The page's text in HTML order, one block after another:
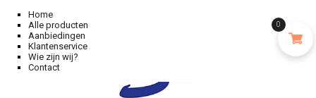
Home
Alle producten
Aanbiedingen
Klantenservice
Wie zijn wij?
Contact
0